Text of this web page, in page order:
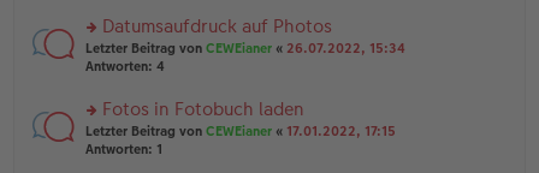
tr
a
g
e
n
er
tr
a
g
n
g
el
e
n
er
rs
te
n
g
el
Datumsaufdruck auf Photos
Letzter Beitrag von CEWEianer « 26.07.2022, 15:34
Antworten: 4
rs
te
Fotos in Fotobuch laden
Letzter Beitrag von CEWEianer « 17.01.2022, 17:15
Antworten: 1